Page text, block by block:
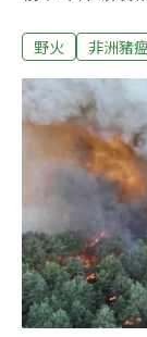
幸苑偕同政風
督裝載、運輸及
攜手林保署 清
南投林保分署
士設置的違規
導改良式獵具
導）
野火 非洲豬